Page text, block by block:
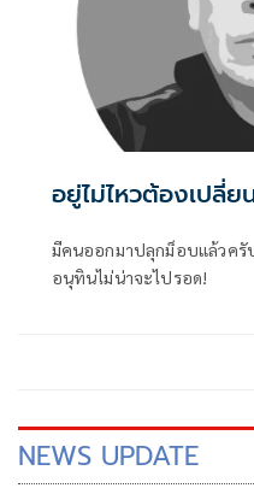
อยู่ไม่ไหวต้องเปลี่ย
มีคนออกมาปลุกม็อบแล้วครั
อนุทินไม่น่าจะไปรอด!
NEWS UPDATE